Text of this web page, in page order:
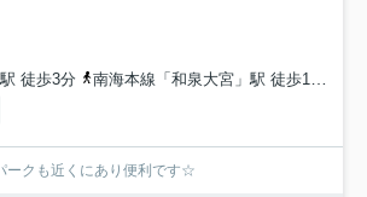
徒歩3分
南海本線「和泉大宮」駅 徒歩19分
ークも近くにあり便利です☆